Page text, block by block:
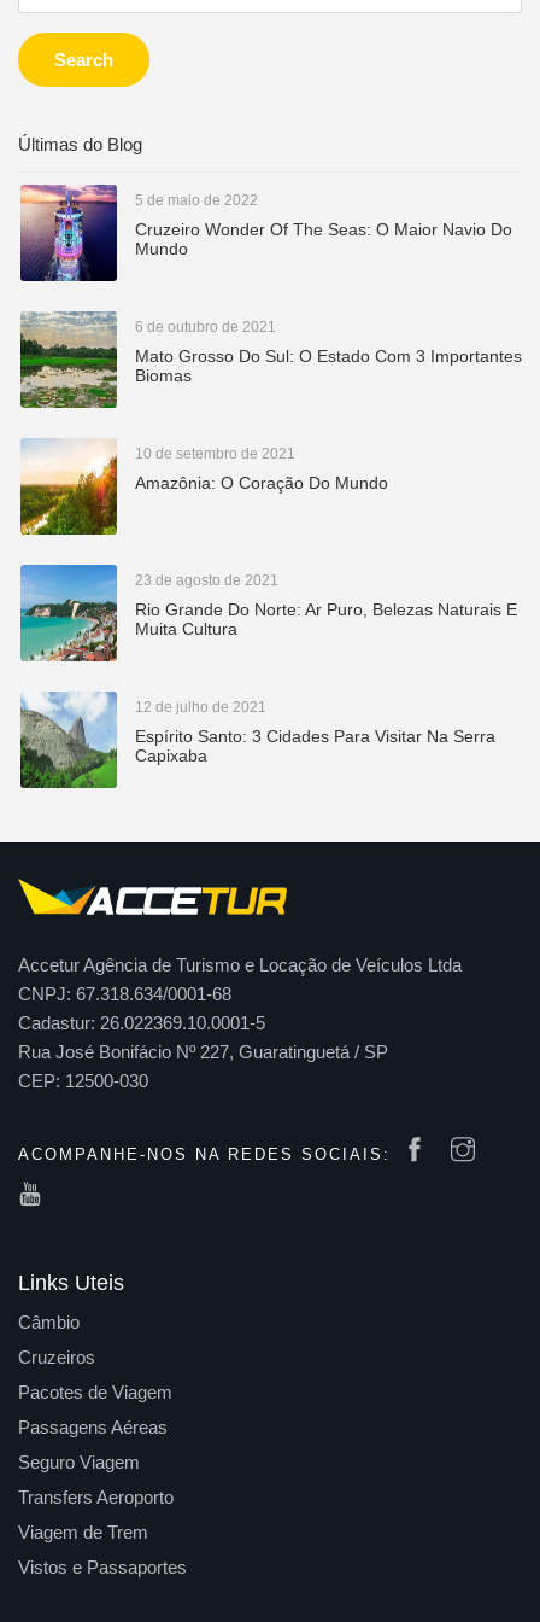
Search
Últimas do Blog
5 de maio de 2022
Cruzeiro Wonder Of The Seas: O Maior Navio Do
Mundo
6 de outubro de 2021
Mato Grosso Do Sul: O Estado Com 3 Importantes
Biomas
10 de setembro de 2021
Amazônia: O Coração Do Mundo
23 de agosto de 2021
Rio Grande Do Norte: Ar Puro, Belezas Naturais E
Muita Cultura
12 de julho de 2021
Espírito Santo: 3 Cidades Para Visitar Na Serra
Capixaba
Accetur Agência de Turismo e Locação de Veículos Ltda
CNPJ: 67.318.634/0001-68
Cadastur: 26.022369.10.0001-5
Rua José Bonifácio Nº 227, Guaratinguetá / SP
CEP: 12500-030
ACOMPANHE-NOS NA REDES SOCIAIS:
Links Uteis
Câmbio
Cruzeiros
Pacotes de Viagem
Passagens Aéreas
Seguro Viagem
Transfers Aeroporto
Viagem de Trem
Vistos e Passaportes